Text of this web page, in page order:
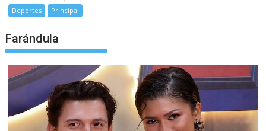
Deportes Principal
Farándula